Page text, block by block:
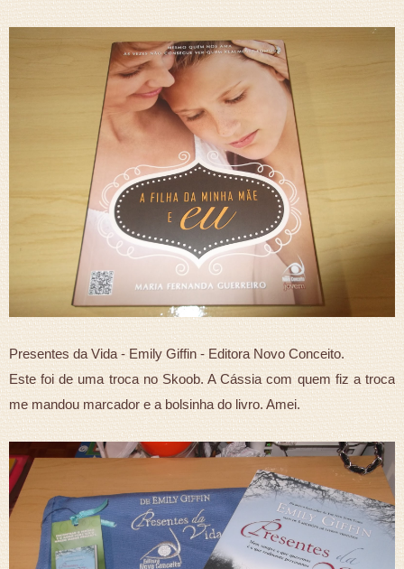
Presentes da Vida - Emily Giffin - Editora Novo Conceito.
Este foi de uma troca no Skoob. A Cássia com quem fiz a troca
me mandou marcador e a bolsinha do livro. Amei.